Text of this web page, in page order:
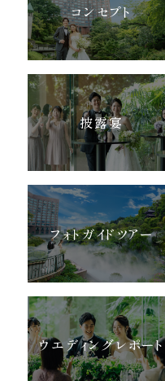
コンセプト
披露宴
フォトガイドツアー
ウエディングレポート